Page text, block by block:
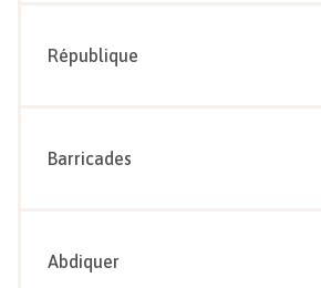
République
Barricades
Abdiquer